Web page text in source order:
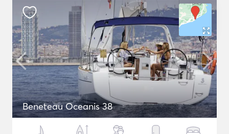
Beneteau Oceanis 38